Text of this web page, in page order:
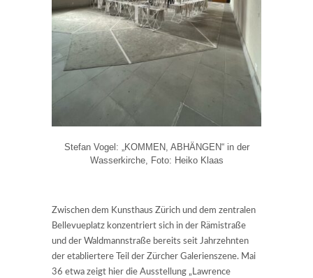
Stefan Vogel: „KOMMEN, ABHÄNGEN“ in der
Wasserkirche, Foto: Heiko Klaas
Zwischen dem Kunsthaus Zürich und dem zentralen
Bellevueplatz konzentriert sich in der Rämistraße
und der Waldmannstraße bereits seit Jahrzehnten
der etabliertere Teil der Zürcher Galerienszene. Mai
36 etwa zeigt hier die Ausstellung „Lawrence